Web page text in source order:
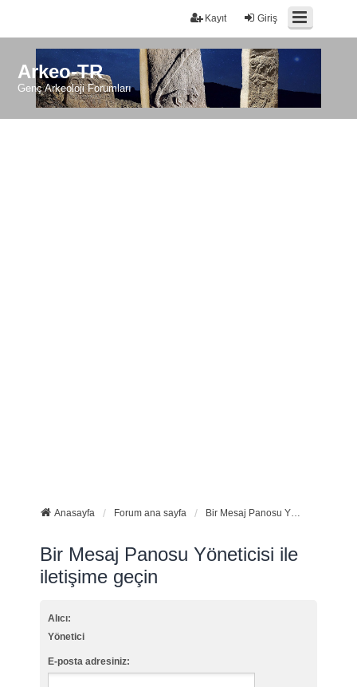
Giriş
Kayıt
Arkeo-TR
Genç Arkeoloji Forumları
Anasayfa Forum ana sayfa Bir Mesaj Panosu Yöneticisi ile iletişime geçin
Bir Mesaj Panosu Yöneticisi ile
iletişime geçin
Alıcı:
Yönetici
E-posta adresiniz: